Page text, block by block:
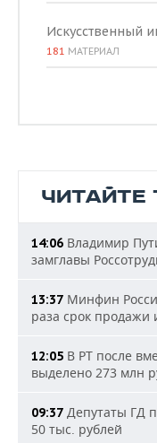
Искусственный
181 МАТЕРИАЛ
ЧИТАЙТЕ
14:06 Владимир
замглавы
13:37 Минфин
раза срок продажи
12:05 В РТ после
выделено 273 млн
09:37 Депутаты ГД
50 тыс. рублей